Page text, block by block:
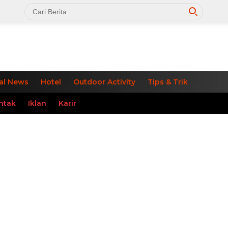
News Hotel Outdoor Activity Tips & Trik
Iklan Karir